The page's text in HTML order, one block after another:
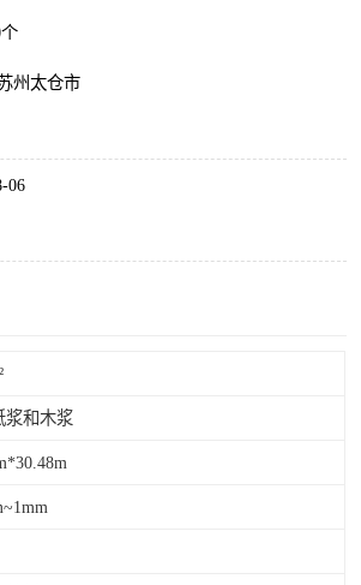
州太仓市
06
浆和木浆